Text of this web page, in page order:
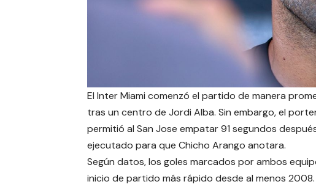
El Inter Miami comenzó el partido de manera
tras un centro de Jordi Alba. Sin embargo, el
permitió al San Jose empatar 91 segundos
ejecutado para que Chicho Arango anotara.
Según datos, los goles marcados por ambos
inicio de partido más rápido desde al menos 2008.